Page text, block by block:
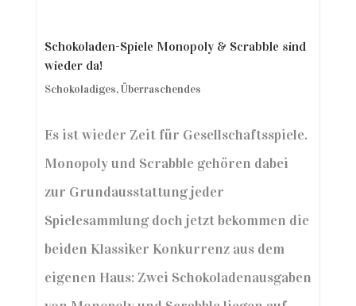
Schokoladen-Spiele Monopoly & Scrabble sind
wieder da!
Schokoladiges,Überraschendes
Es ist wieder Zeit für Gesellschaftsspiele.
Monopoly und Scrabble gehören dabei
zur Grundausstattung jeder
Spielesammlung doch jetzt bekommen die
beiden Klassiker Konkurrenz aus dem
eigenen Haus: Zwei Schokoladenausgaben